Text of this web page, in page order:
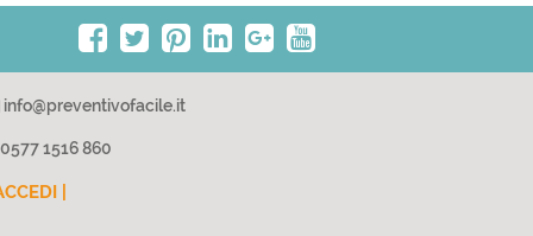
info@preventivofacile.it
0577 1516 860
|